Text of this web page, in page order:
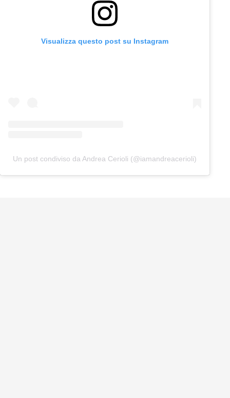
Visualizza questo post su Instagram
Un post condiviso da Andrea Cerioli (@iamandreacerioli)